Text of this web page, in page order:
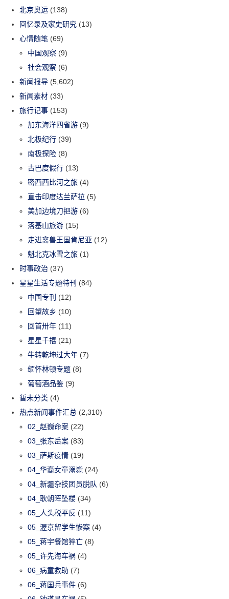
北京奥运 (138)
回忆录及家史研究 (13)
心情随笔 (69)
中国观察 (9)
社会观察 (6)
新闻报导 (5,602)
新闻素材 (33)
旅行记事 (153)
加东海洋四省游 (9)
北极纪行 (39)
南极探险 (8)
古巴度假行 (13)
密西西比河之旅 (4)
直击印度达兰萨拉 (5)
美加边境刀把游 (6)
落基山旅游 (15)
走进禽兽王国肯尼亚 (12)
魁北克冰雪之旅 (1)
时事政治 (37)
星星生活专题特刊 (84)
中国专刊 (12)
回望故乡 (10)
回首卅年 (11)
星星千禧 (21)
牛转乾坤过大年 (7)
缅怀林顿专题 (8)
葡萄酒品鉴 (9)
暂未分类 (4)
热点新闻事件汇总 (2,310)
02_赵巍命案 (22)
03_张东岳案 (83)
03_萨斯疫情 (19)
04_华裔女童溺毙 (24)
04_新疆杂技团员脱队 (6)
04_耿朝晖坠楼 (34)
05_人头税平反 (11)
05_渥京留学生惨案 (4)
05_蒋宇餐馆猝亡 (8)
05_许先海车祸 (4)
06_病童救助 (7)
06_蒋国兵事件 (6)